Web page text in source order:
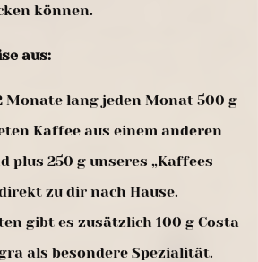
können.
aus:
Monate lang jeden Monat 500 g
Kaffee aus einem anderen
plus 250 g unseres „Kaffees
zu dir nach Hause.
gibt es zusätzlich 100 g Costa
als besondere Spezialität.